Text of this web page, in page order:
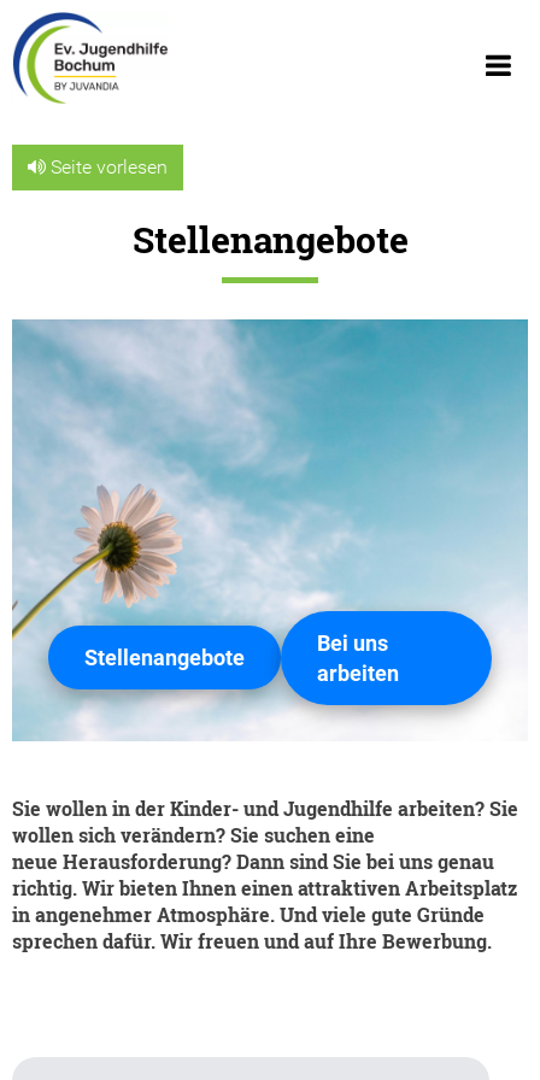
Wir über uns
Geschäftsberichte
JUVANDIA - der Diakonieverbund e.V.
Kooperations Gremien
Angebote
Stationäre Angebote
Ambulante Angebote
Beratungsangebote
Prävention
Ansprechpartner*innen
Spenden
Spendenwege
Seite vorlesen
Stellenangebote
Stellenangebote
Bei uns
arbeiten
Sie wollen in der Kinder- und Jugendhilfe arbeiten? Sie
wollen sich verändern? Sie suchen eine
neue Herausforderung? Dann sind Sie bei uns genau
richtig. Wir bieten Ihnen einen attraktiven Arbeitsplatz
in angenehmer Atmosphäre. Und viele gute Gründe
sprechen dafür. Wir freuen und auf Ihre Bewerbung.